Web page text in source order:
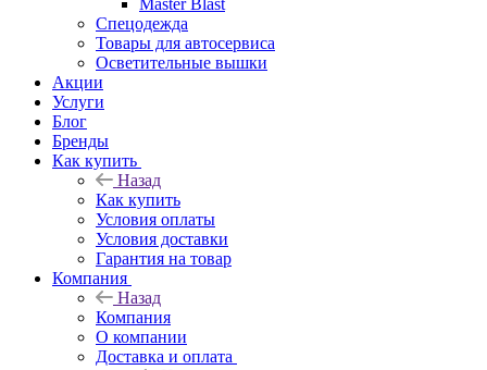
Master Blast
Спецодежда
Товары для автосервиса
Осветительные вышки
Акции
Услуги
Блог
Бренды
Как купить
Назад
Как купить
Условия оплаты
Условия доставки
Гарантия на товар
Компания
Назад
Компания
О компании
Доставка и оплата